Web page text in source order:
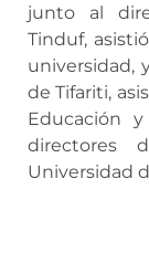
junto al
Tinduf,
universidad,
de Tifariti,
Educación
directores
Universidad